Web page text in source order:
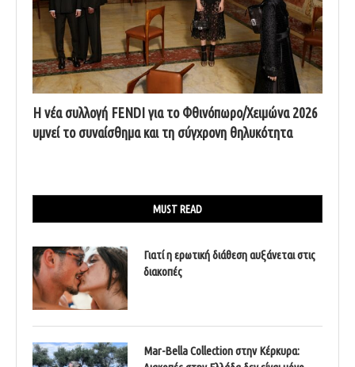
Η νέα συλλογή FENDI για το Φθινόπωρο/Χειμώνα 2026
υμνεί το συναίσθημα και τη σύγχρονη θηλυκότητα
MUST READ
Γιατί η ερωτική διάθεση αυξάνεται στις
διακοπές
Mar-Bella Collection στην Κέρκυρα: